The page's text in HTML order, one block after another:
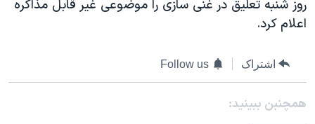
روز شنبه تعليق در غنی سازی را موضوعی غير قابل مذاکره
اعلام کرد.
اشتراک Follow us
همچنبن ببینید: